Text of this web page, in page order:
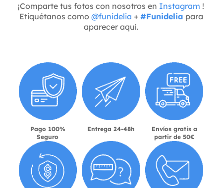
¡Comparte tus fotos con nosotros en Instagram !
Etiquétanos como @funidelia + #Funidelia para
aparecer aquí.
Pago 100%
Seguro
Entrega 24-48h
Envíos gratis a
partir de 50€